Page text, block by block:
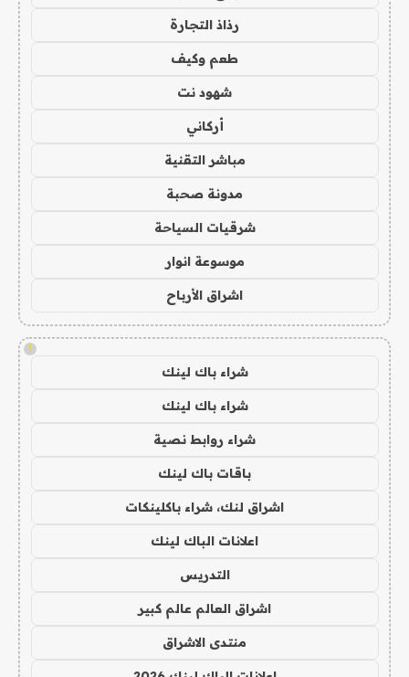
رذاذ التجارة
طعم وكيف
شهود نت
أركاني
مباشر التقنية
مدونة صحبة
شرقيات السياحة
موسوعة انوار
اشراق الأرباح
!
شراء باك لينك
شراء باك لينك
شراء روابط نصية
باقات باك لينك
اشراق لنك، شراء باكلينكات
اعلانات الباك لينك
التدريس
اشراق العالم عالم كبير
منتدى الاشراق